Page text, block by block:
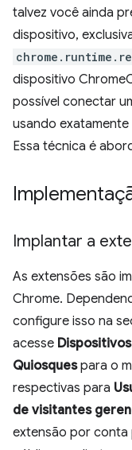
talvez você ainda
dispositivo,
dispositivo
possível conectar
usando exatamente
Essa técnica é
Implantar a
As extensões são
Chrome.
configure isso na
acesse
Quiosquespara o
respectivas para
de visitantes
extensão por conta